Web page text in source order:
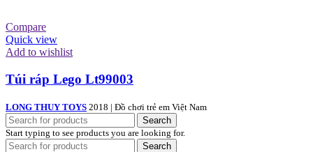
Compare
Quick view
Add to wishlist
Túi ráp Lego Lt99003
LONG THUY TOYS 2018 | Đồ chơi trẻ em Việt Nam
Search
Start typing to see products you are looking for.
Search